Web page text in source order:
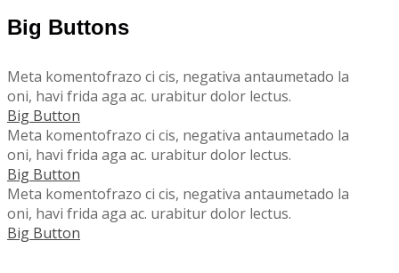
Big Buttons
Meta komentofrazo ci cis, negativa antaumetado la
oni, havi frida aga ac. urabitur dolor lectus.
Big Button
Meta komentofrazo ci cis, negativa antaumetado la
oni, havi frida aga ac. urabitur dolor lectus.
Big Button
Meta komentofrazo ci cis, negativa antaumetado la
oni, havi frida aga ac. urabitur dolor lectus.
Big Button